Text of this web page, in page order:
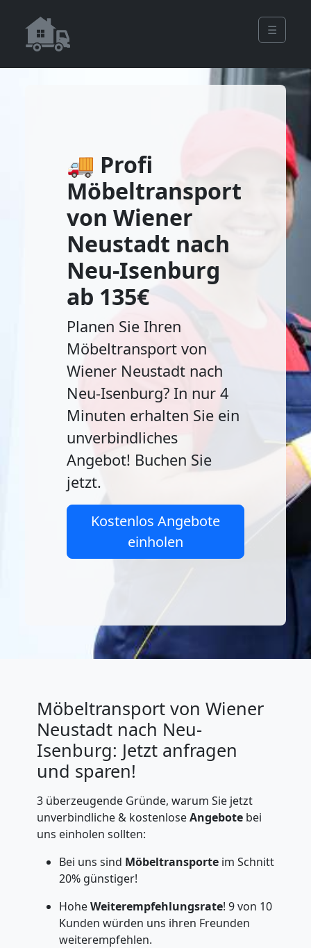
☰
🚚 Profi
Möbeltransport
von Wiener
Neustadt nach
Neu-Isenburg
ab 135€
Planen Sie Ihren
Möbeltransport von
Wiener Neustadt nach
Neu-Isenburg? In nur 4
Minuten erhalten Sie ein
unverbindliches
Angebot! Buchen Sie
jetzt.
Kostenlos Angebote
einholen
Möbeltransport von Wiener
Neustadt nach Neu-
Isenburg: Jetzt anfragen
und sparen!
3 überzeugende Gründe, warum Sie jetzt
unverbindliche & kostenloseAngebote bei
uns einholen sollten:
Bei uns sind Möbeltransporte im Schnitt
20% günstiger!
HoheWeiterempfehlungsrate! 9 von 10
Kunden würden uns ihren Freunden
weiterempfehlen.